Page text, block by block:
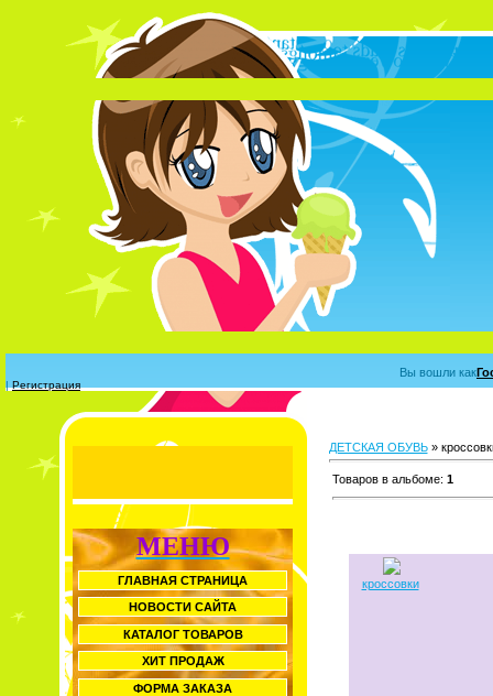
У
Вы вошли как
| Регистрация
МЕНЮ
ГЛАВНАЯ СТРАНИЦА
НОВОСТИ САЙТА
КАТАЛОГ ТОВАРОВ
ХИТ ПРОДАЖ
ФОРМА ЗАКАЗА
ДЕТСКАЯ ОБУВЬ»
Товаров в альбоме: 1
кроссовки